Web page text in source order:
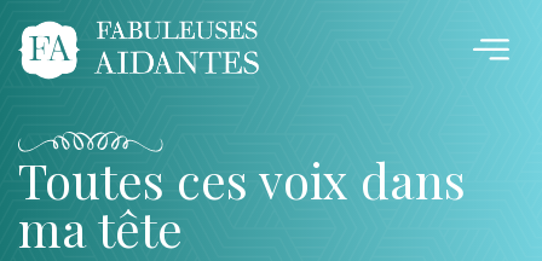
Toutes ces voix dans
ma tête